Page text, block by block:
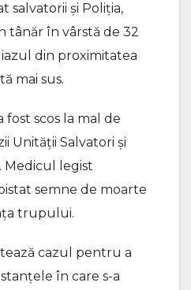
salvatorii și Poliția,
tânăr în vârstă de 32
din proximitatea
mai sus.
fost scos la mal de
Unității Salvatori și
Medicul legist
semne de moarte
trupului.
cazul pentru a
în care s-a